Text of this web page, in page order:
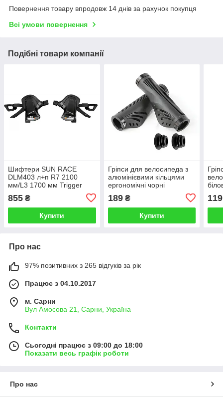
Повернення товару впродовж 14 днів за рахунок покупця
Всі умови повернення
Подібні товари компанії
Шифтери SUN RACE
DLM403 л+п R7 2100
мм/L3 1700 мм Trigger
855 ₴
Купити
Гріпси для велосипеда з
алюмінієвими кільцями
ергономічні чорні
189₴
Купити
119
Про нас
97% позитивних з 265 відгуків за рік
Працює з 04.10.2017
м. Сарни
Вул Амосова 21, Сарни, Україна
Контакти
Сьогодні працює з 09:00 до 18:00
Показати весь графік роботи
Про нас